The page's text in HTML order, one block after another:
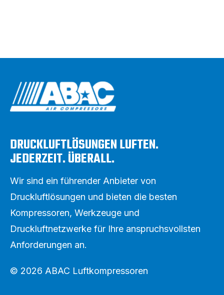
DRUCKLUFTLÖSUNGEN LUFTEN.
JEDERZEIT. ÜBERALL.
Wir sind ein führender Anbieter von
Druckluftlösungen und bieten die besten
Kompressoren, Werkzeuge und
Druckluftnetzwerke für Ihre anspruchsvollsten
Anforderungen an.
© 2026 ABAC Luftkompressoren